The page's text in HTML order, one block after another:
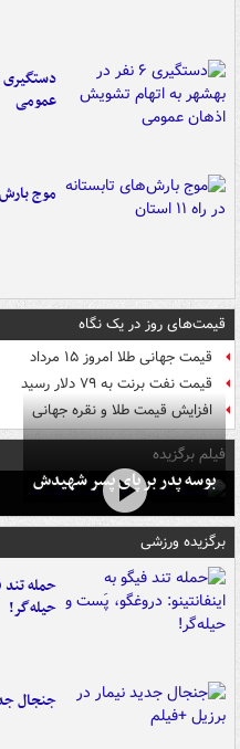
عمومی
موج
قیمت‌های روز در یک نگاه
قیمت جهانی طلا امروز ۱۵ مرداد
قیمت نفت برنت به ۷۹ دلار رسید
افزایش قیمت طلا و نقره جهانی
فیلم برگزیده
بوسه‌ پدر بر پای پسر شهیدش
برگزیده ورزشی
حمله تند
حیله‌گر!
جنجال